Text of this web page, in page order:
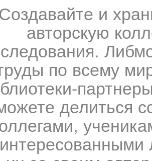
и
авторскую
по всему
делиться